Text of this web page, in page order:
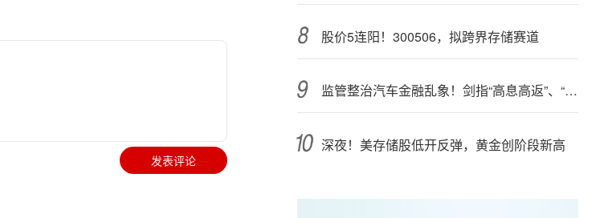
发表评论
股价5连阳！300506，拟跨界存储赛道
监管整治汽车金融乱象！剑指“高息高返”、“零首付”“低首付”诱导购车
深夜！美存储股低开反弹，黄金创阶段新高